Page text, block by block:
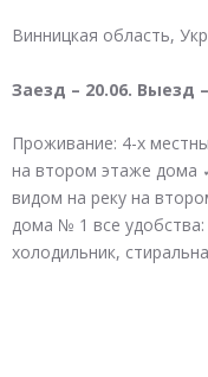
Винницкая область,
Заезд – 20.06. Выезд
Проживание: 4-х
на втором этаже дома
видом на реку на
дома № 1 все удобства:
холодильник,